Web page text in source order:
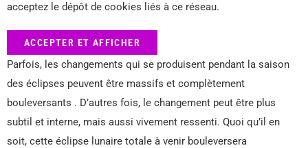
acceptez le dépôt de cookies liés à ce réseau.
ACCEPTER ET AFFICHER
Parfois, les changements qui se produisent pendant la saison
des éclipses peuvent être massifs et complètement
bouleversants . D’autres fois, le changement peut être plus
subtil et interne, mais aussi vivement ressenti. Quoi qu’il en
soit, cette éclipse lunaire totale à venir bouleversera